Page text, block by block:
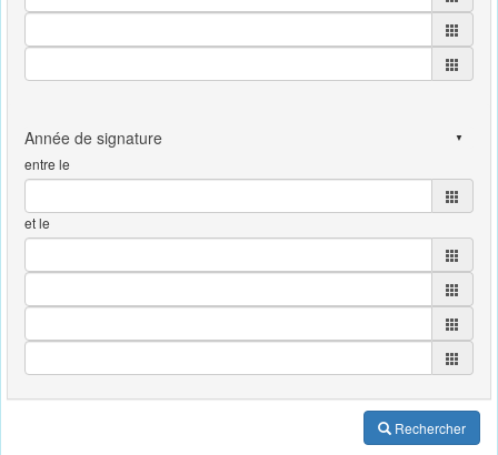
entre le
et le
Rechercher